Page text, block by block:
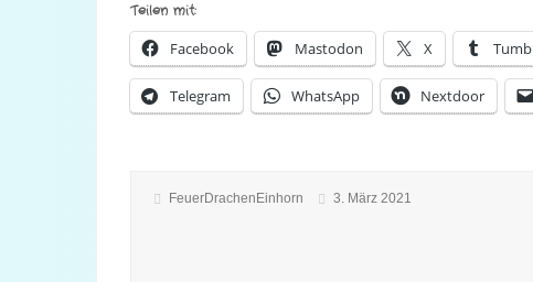
Teilen mit:
Facebook Mastodon X
Telegram WhatsApp Nextdoor
FeuerDrachenEinhorn 3. März 2021